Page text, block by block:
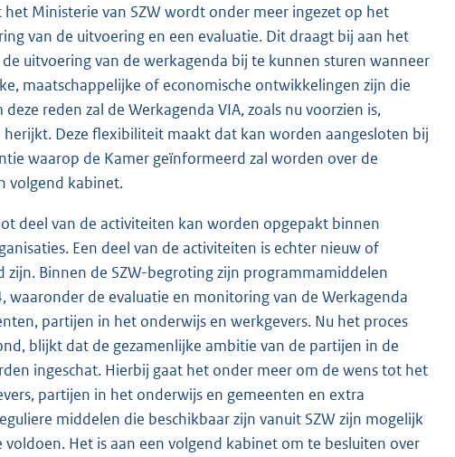
Ministerie van SZW wordt onder meer ingezet op het
van de uitvoering en een evaluatie. Dit draagt bij aan het
uitvoering van de werkagenda bij te kunnen sturen wanneer
maatschappelijke of economische ontwikkelingen zijn die
reden zal de Werkagenda VIA, zoals nu voorzien is,
Deze flexibiliteit maakt dat kan worden aangesloten bij
waarop de Kamer geïnformeerd zal worden over de
volgend kabinet.
deel van de activiteiten kan worden opgepakt binnen
Een deel van de activiteiten is echter nieuw of
Binnen de SZW-begroting zijn programmamiddelen
de evaluatie en monitoring van de Werkagenda
partijen in het onderwijs en werkgevers. Nu het proces
blijkt dat de gezamenlijke ambitie van de partijen in de
ingeschat. Hierbij gaat het onder meer om de wens tot het
partijen in het onderwijs en gemeenten en extra
middelen die beschikbaar zijn vanuit SZW zijn mogelijk
Het is aan een volgend kabinet om te besluiten over